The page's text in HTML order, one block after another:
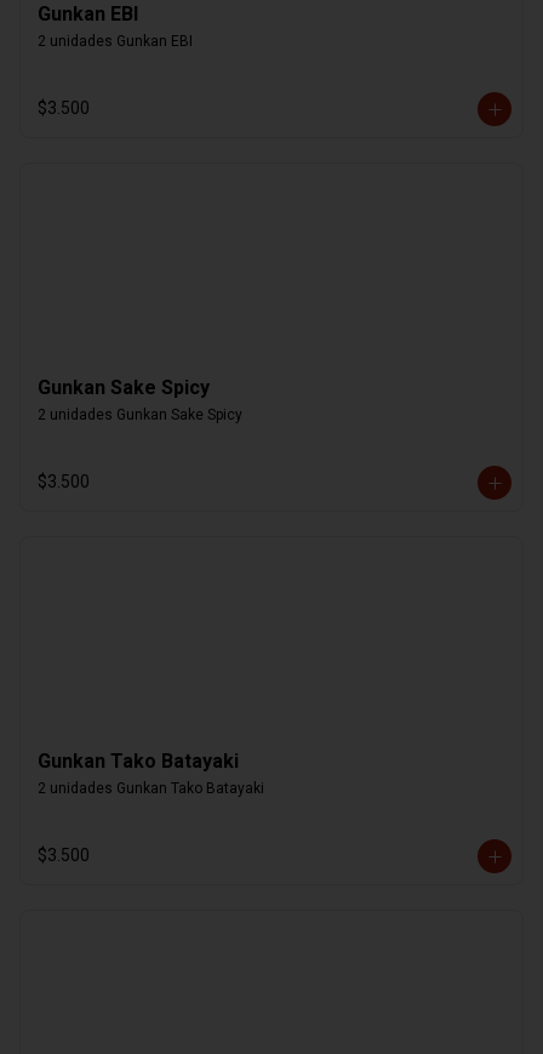
Gunkan EBI
2 unidades Gunkan EBI
$3.500
Gunkan Sake Spicy
2 unidades Gunkan Sake Spicy
$3.500
Gunkan Tako Batayaki
2 unidades Gunkan Tako Batayaki
$3.500